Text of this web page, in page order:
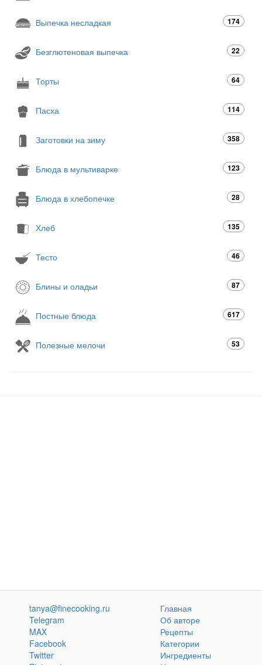
Выпечка несладкая 174
Безглютеновая выпечка 22
Торты 64
Пасха 114
Заготовки на зиму 358
Блюда в мультиварке 123
Блюда в хлебопечке 28
Хлеб 135
Тесто 46
Блины и оладьи 87
Постные блюда 617
Полезные мелочи 53
tanya@finecooking.ru
Telegram
MAX
Facebook
Twitter
Главная
Об авторе
Рецепты
Категории
Ингредиенты